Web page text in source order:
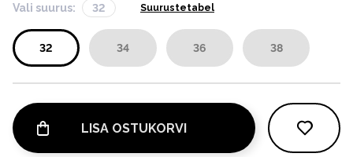
Vali suurus: 32 Suurustetabel
32 34 36 38
LISA OSTUKORVI